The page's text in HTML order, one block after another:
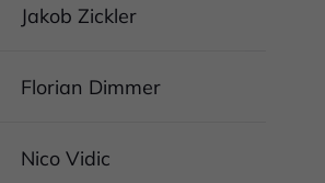
Jakob Zickler
Florian Dimmer
Nico Vidic